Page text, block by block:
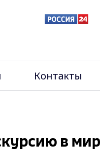
Контакты
в мир